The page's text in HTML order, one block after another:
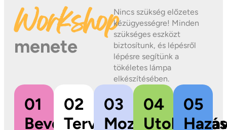
Workshop
menete
Nincs szükség előzetes
kézügyességre! Minden
szükséges eszközt
biztosítunk, és lépésről
lépésre segítünk a
tökéletes lámpa
elkészítésében.
01
Bevezetés
02
Tervezés
03
Mozaikragasztás
04
Utolsó
05